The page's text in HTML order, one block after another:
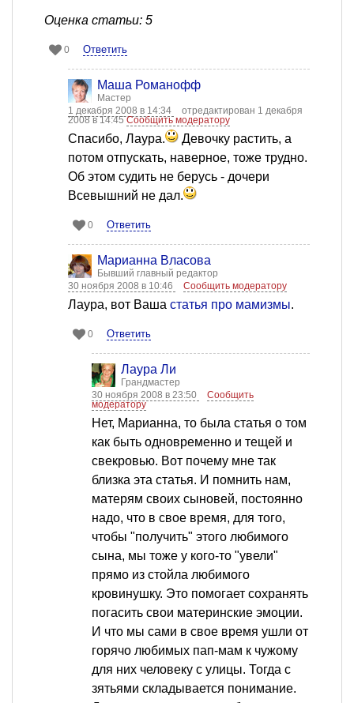
Оценка статьи: 5
0 Ответить
Mаша Романофф
Мастер
1 декабря 2008 в 14:34
отредактирован 1 декабря
2008 в 14:45Сообщить модератору
Спасибо, Лаура.
Девочку растить, а
потом отпускать, наверное, тоже трудно.
Об этом судить не берусь - дочери
Всевышний не дал.
0 Ответить
Марианна Власова
Бывший главный редактор
30 ноября 2008 в 10:46
Сообщить модератору
Лаура, вот Ваша статья про мамизмы.
0 Ответить
Лаура Ли
Грандмастер
30 ноября 2008 в 23:50
Сообщить
модератору
Нет, Марианна, то была статья о том
как быть одновременно и тещей и
свекровью. Вот почему мне так
близка эта статья. И помнить нам,
матерям своих сыновей, постоянно
надо, что в свое время, для того,
чтобы "получить" этого любимого
сына, мы тоже у кого-то "увели"
прямо из стойла любимого
кровинушку. Это помогает сохранять
погасить свои материнские эмоции.
И что мы сами в свое время ушли от
горячо любимых пап-мам к чужому
для них человеку с улицы. Тогда с
зятьями складывается понимание.